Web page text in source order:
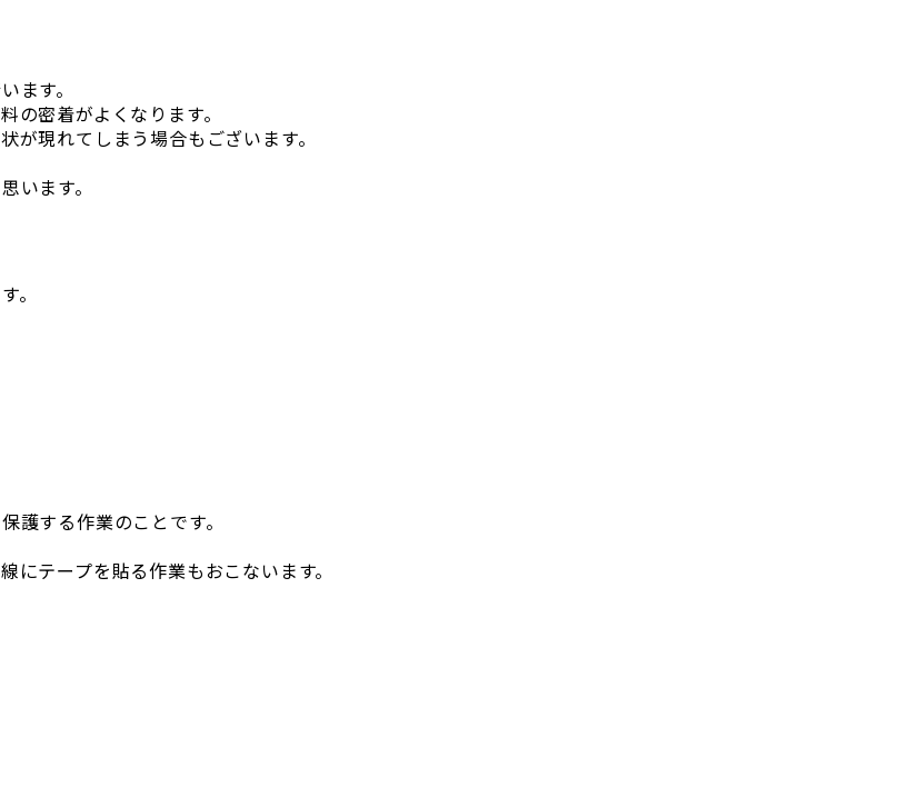
ます。
密着がよくなります。
現れてしまう場合もございます。
います。
。
護する作業のことです。
テープを貼る作業もおこないます。